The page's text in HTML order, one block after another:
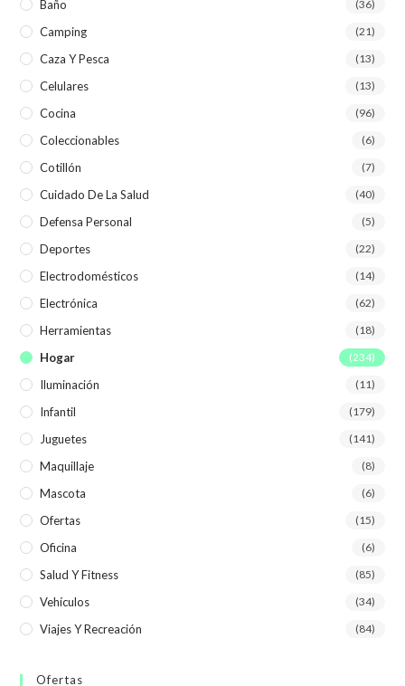
Baño (36)
Camping (21)
Caza Y Pesca (13)
Celulares (13)
Cocina (96)
Coleccionables (6)
Cotillón (7)
Cuidado De La Salud (40)
Defensa Personal (5)
Deportes (22)
Electrodomésticos (14)
Electrónica (62)
Herramientas (18)
Hogar (234)
Iluminación (11)
Infantil (179)
Juguetes (141)
Maquillaje (8)
Mascota (6)
Ofertas (15)
Oficina (6)
Salud Y Fitness (85)
Vehículos (34)
Viajes Y Recreación (84)
Ofertas